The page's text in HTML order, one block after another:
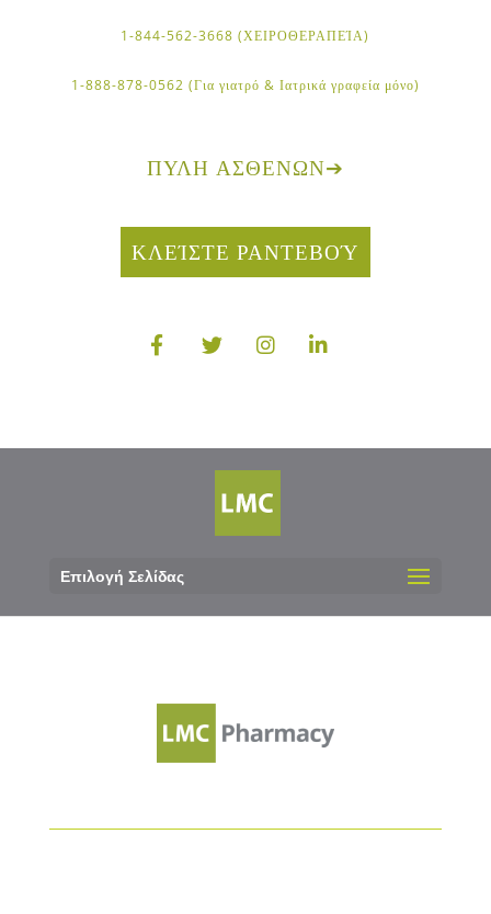
1-844-562-3668 (ΧΕΙΡΟΘΕΡΑΠΕΊΑ)
1-888-878-0562 (Για γιατρό & Ιατρικά γραφεία μόνο)
ΠΎΛΗ ΑΣΘΕΝΏΝ➔
ΚΛΕΊΣΤΕ ΡΑΝΤΕΒΟΎ
Επιλογή Σελίδας